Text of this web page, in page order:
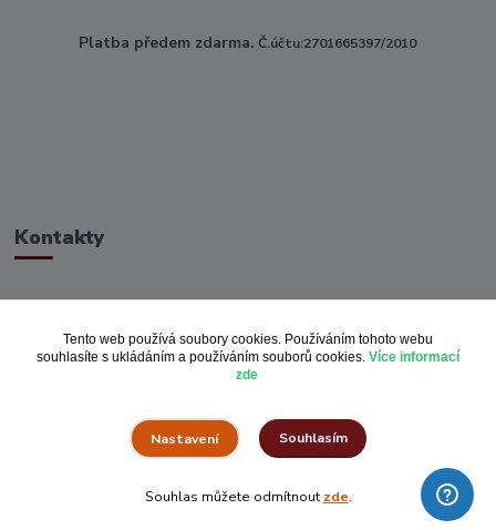
Platba předem zdarma. Č.účtu:2701665397/2010
Kontakty
Vytvořeno na
Eshop-rychle.cz
Tento web používá soubory cookies. Používáním tohoto webu
souhlasíte s ukládáním a používáním souborů cookies. Více informací
zde
Nastavení Souhlasím
Souhlas můžete odmítnout zde.